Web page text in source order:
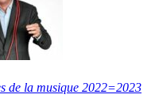
de la musique 2022=2023